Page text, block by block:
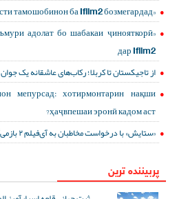
«Ситоиш» бо дархости тамошобинон ба Ifilm2 бозмегардад
адолат бо шабакаи ҷинояткорӣ
дар Ifilm2
از تاجیکستان تا کربلا؛ رکاب‌های عاشقانه یک
мепурсад: хотирмонтарин нақши
ҳаҷвпешаи эронӣ кадом аст?
«ستایش» با درخواست مخاطبان به آی‌فیلم ۲ بازمی‌گردد
پربیننده ترین